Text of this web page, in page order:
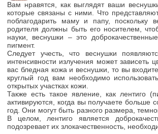
Вам нравятся, как выглядят ваши
которые связаны с ними. Что
поблагодарить маму и папу, поскольку
родителя должны быть его носителем,
науки, веснушки – это
пигмент.
Следует учесть, что веснушки
интенсивности излучения может
вас бледная кожа и веснушки, то вы
круглый год вам необходимо
открытых участках кожи.
Также есть такое явление, как лентиго
активируются, когда вы получаете больше
год. Они могут быть разного размера,
В целом, лентиго является
подозревает их злокачественность,